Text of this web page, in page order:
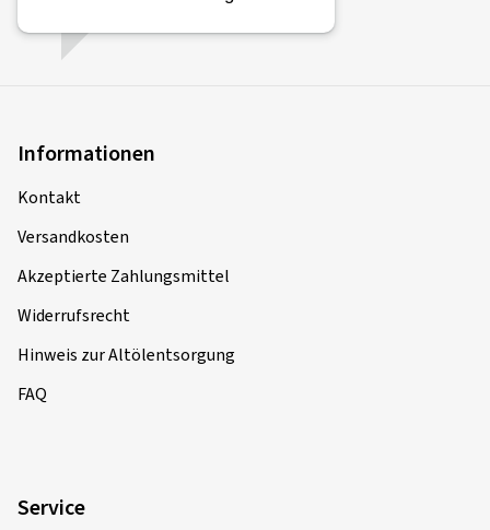
Informationen
Kontakt
Versandkosten
Akzeptierte Zahlungsmittel
Widerrufsrecht
Hinweis zur Altölentsorgung
FAQ
Service